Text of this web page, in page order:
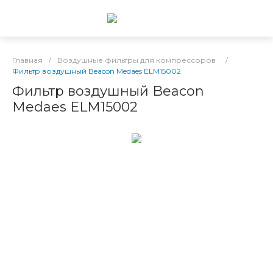
Главная / Воздушные фильтры для компрессоров
/
Фильтр воздушный Beacon Medaes ELM15002
Фильтр воздушный Beacon
Medaes ELM15002